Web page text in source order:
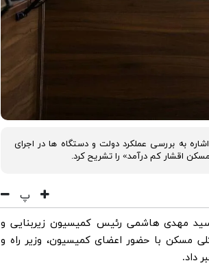
به بررسی عملکرد دولت و دستگاه ها در اجرای
اقشار کم درآمد» را تشریح کرد.
پ
مهدی هاشمی رئیس کمیسیون زیربنایی و
مسکن با حضور اعضای کمیسیون، وزیر راه و
داد.